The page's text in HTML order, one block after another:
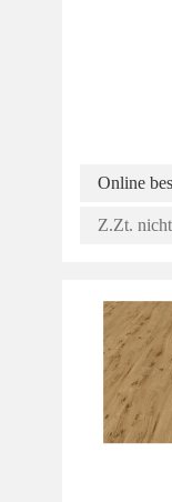
Online
Z.Zt.